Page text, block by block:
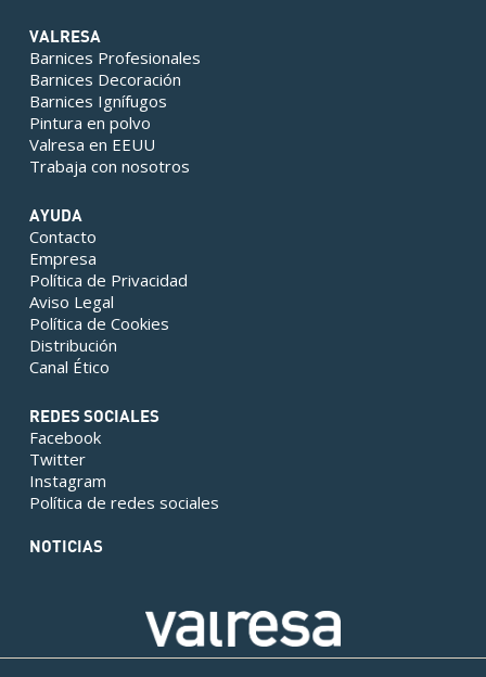
VALRESA
Barnices Profesionales
Barnices Decoración
Barnices Ignífugos
Pintura en polvo
Valresa en EEUU
Trabaja con nosotros
AYUDA
Contacto
Empresa
Política de Privacidad
Aviso Legal
Política de Cookies
Distribución
Canal Ético
REDES SOCIALES
Facebook
Twitter
Instagram
Política de redes sociales
NOTICIAS